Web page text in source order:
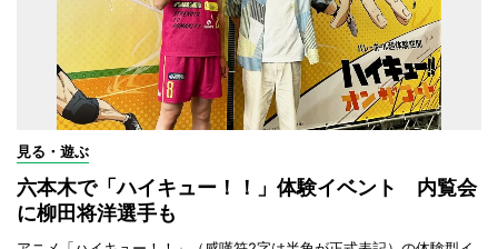
見る・遊ぶ
六本木で「ハイキュー！！」体験イベント 内覧会
に柳田将洋選手も